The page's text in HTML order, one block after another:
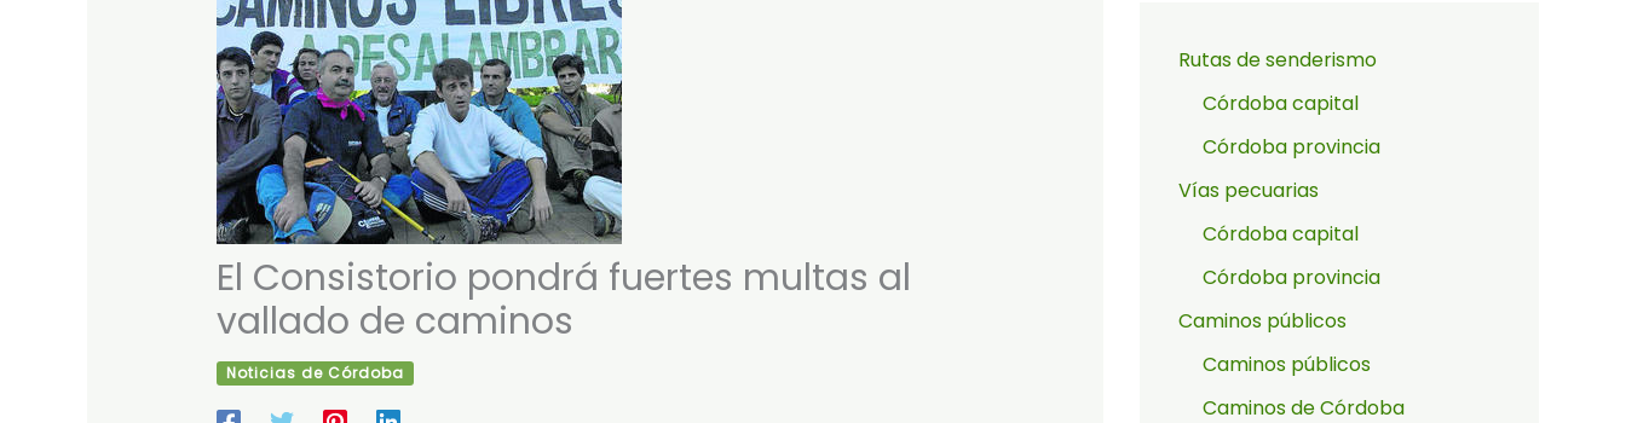
El Consistorio pondrá fuertes multas al
vallado de caminos
Noticias de Córdoba
Rutas de senderismo
Córdoba capital
Córdoba provincia
Vías pecuarias
Córdoba capital
Córdoba provincia
Caminos públicos
Caminos públicos
Caminos de Córdoba